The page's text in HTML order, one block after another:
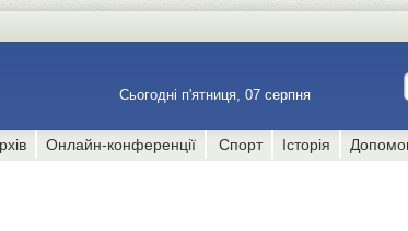
Сьогодні п'ятниця, 07 серпня
Онлайн-конференції Спорт Історія